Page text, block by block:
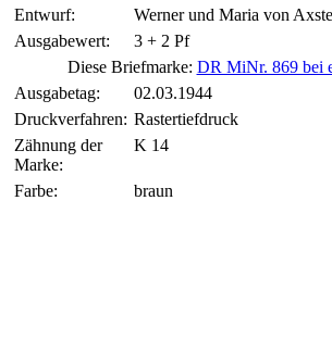
Entwurf:
Werner und Maria von
Ausgabewert:
3 + 2 Pf
Diese Briefmarke: DR MiNr. 869 bei
Ausgabetag:
02.03.1944
Druckverfahren: Rastertiefdruck
Zähnung der
Marke:
K 14
Farbe: braun